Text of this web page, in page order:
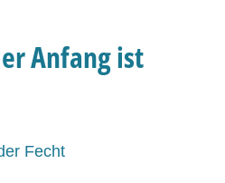
Anfang ist
Fecht